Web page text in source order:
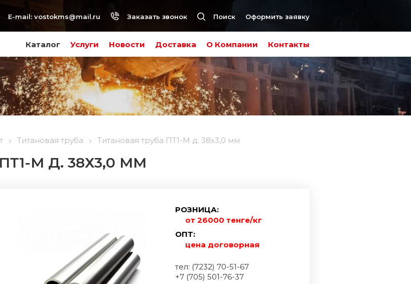
Каталог Услуги Новости Доставка О Компании Контакты
E-mail: vostokms@mail.ru Заказать звонок Поиск Оформить заявку
Титановая труба Титановая труба ПТ1-М д. 38х3,0 мм
М Д. 38Х3,0 ММ
РОЗНИЦА:
от 26000 тенге/кг
ОПТ:
цена договорная
тел: (7232) 70-51-67
+7 (705) 501-76-37